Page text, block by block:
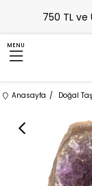
750 TL ve
MENU
Anasayfa Doğal